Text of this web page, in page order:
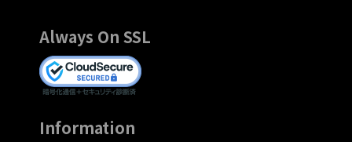
Always On SSL
Information